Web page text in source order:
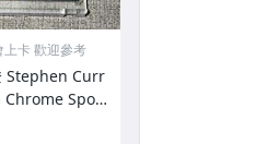
卡 歡迎參考
Stephen Curr
Chrome Spotl
(含磁殼）